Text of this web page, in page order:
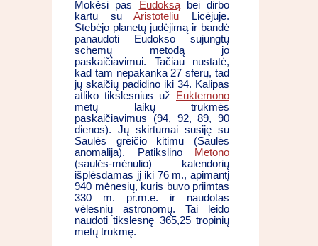
Mokėsi pas Eudoksąbei dirbo
kartu suAristoteliu Licėjuje.
Stebėjo planetų judėjimą ir bandė
panaudoti Eudokso sujungtų
schemų metodą jo
paskaičiavimui. Tačiau nustatė,
kad tam nepakanka 27 sferų, tad
jų skaičių padidino iki 34. Kalipas
atliko tikslesnius už Euktemono
metų laikų trukmės
paskaičiavimus (94, 92, 89, 90
dienos). Jų skirtumai susiję su
Saulės greičio kitimu (Saulės
anomalija). Patikslino Metono
(saulės-mėnulio) kalendorių
išplėsdamas jį iki 76 m., apimantį
940 mėnesių, kuris buvo priimtas
330 m. pr.m.e. ir naudotas
vėlesnių astronomų. Tai leido
naudoti tikslesnę 365,25 tropinių
metų trukmę.